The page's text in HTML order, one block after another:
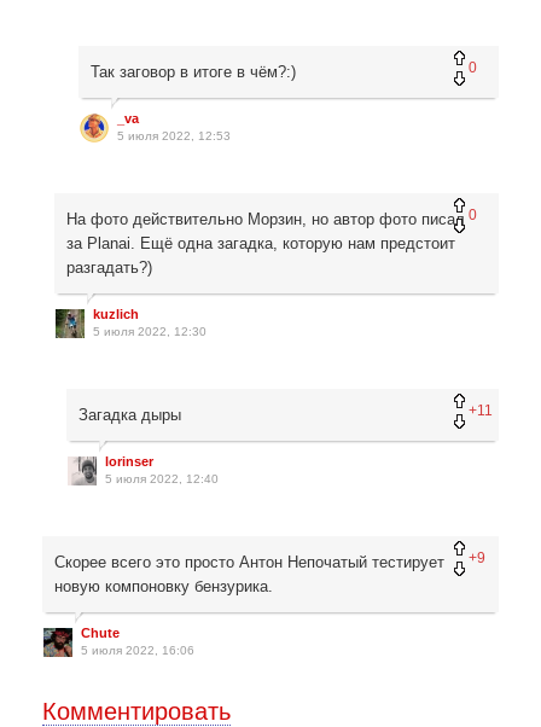
0
Так заговор в итоге в чём?:)
_va
5 июля 2022, 12:53
0
На фото действительно Морзин, но автор фото писал
за Planai. Ещё одна загадка, которую нам предстоит
разгадать?)
kuzlich
5 июля 2022, 12:30
+11
Загадка дыры
lorinser
5 июля 2022, 12:40
+9
Скорее всего это просто Антон Непочатый тестирует
новую компоновку бензурика.
Chute
5 июля 2022, 16:06
Комментировать